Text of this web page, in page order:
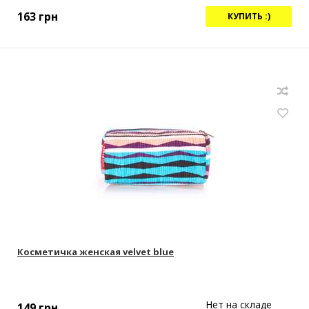
163 грн КУПИТЬ :)
Косметичка женская velvet blue
Нет на складе